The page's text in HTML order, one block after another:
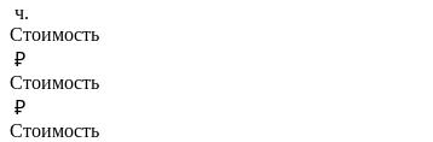
ч.
Стоимость
₽
Стоимость
₽
Стоимость